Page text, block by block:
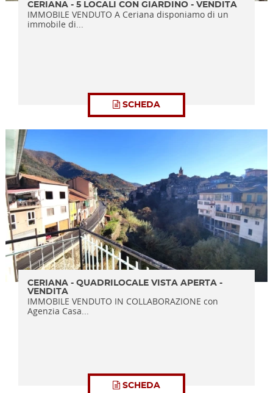
CERIANA - 5 LOCALI CON GIARDINO - VENDITA
IMMOBILE VENDUTO A Ceriana disponiamo di un
immobile di...
SCHEDA
CERIANA - QUADRILOCALE VISTA APERTA -
VENDITA
IMMOBILE VENDUTO IN COLLABORAZIONE con
Agenzia Casa...
SCHEDA